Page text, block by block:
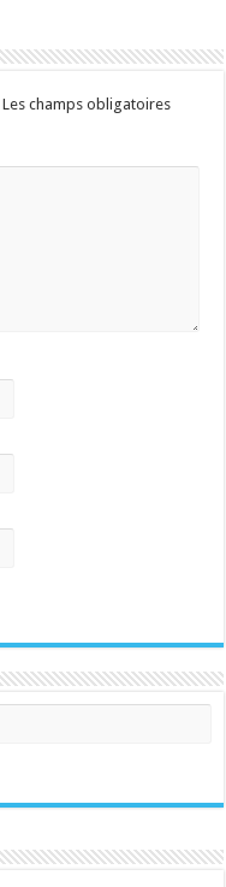
Les champs obligatoires